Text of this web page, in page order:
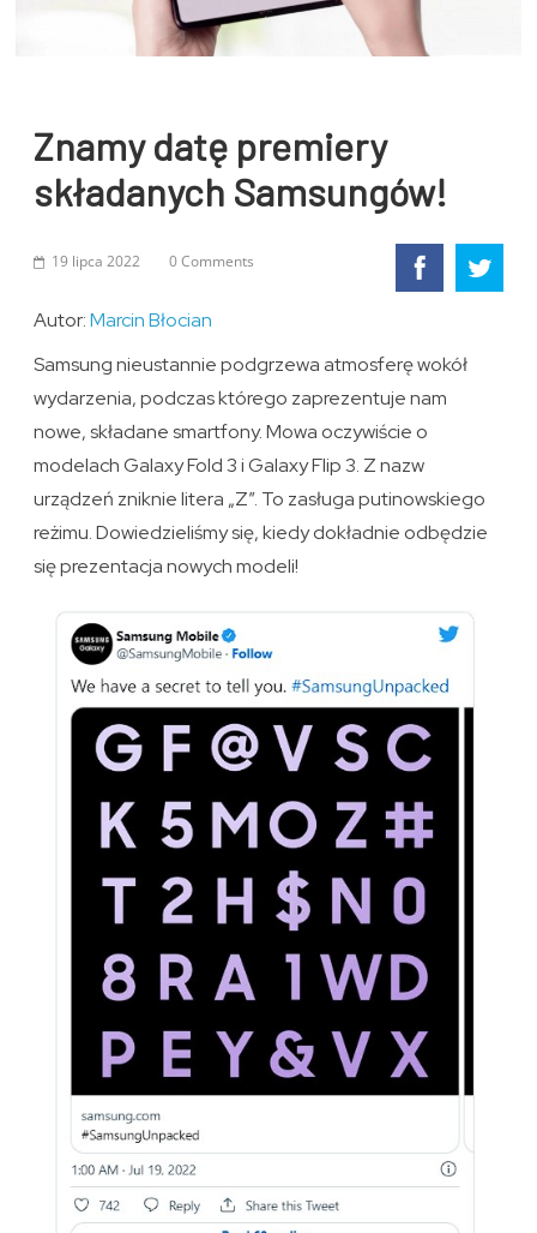
Znamy datę premiery
składanych Samsungów!
19 lipca 2022 0 Comments
Autor:Marcin Błocian
Samsung nieustannie podgrzewa atmosferę wokół
wydarzenia, podczas którego zaprezentuje nam
nowe, składane smartfony. Mowa oczywiście o
modelach Galaxy Fold 3 i Galaxy Flip 3. Z nazw
urządzeń zniknie litera „Z”. To zasługa putinowskiego
reżimu. Dowiedzieliśmy się, kiedy dokładnie odbędzie
się prezentacja nowych modeli!